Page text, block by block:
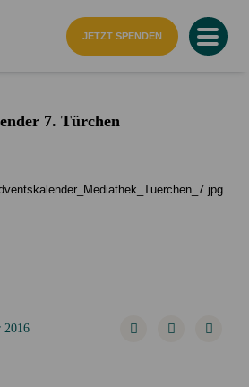
JETZT SPENDEN
7. Türchen
2016